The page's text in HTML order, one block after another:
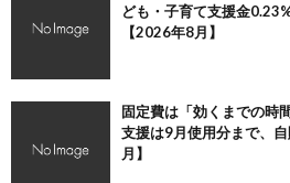
ども・子育て支援金
【2026年8月】
固定費は「効くまでの時
支援は9月使用分まで、
月】